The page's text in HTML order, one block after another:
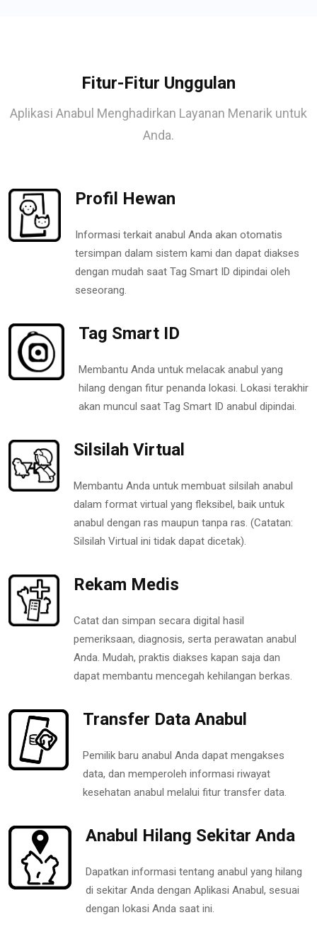
Fitur-Fitur Unggulan
Aplikasi Anabul Menghadirkan Layanan Menarik untuk
Anda.
Profil Hewan
Informasi terkait anabul Anda akan otomatis
tersimpan dalam sistem kami dan dapat diakses
dengan mudah saat Tag Smart ID dipindai oleh
seseorang.
Tag Smart ID
Membantu Anda untuk melacak anabul yang
hilang dengan fitur penanda lokasi. Lokasi terakhir
akan muncul saat Tag Smart ID anabul dipindai.
Silsilah Virtual
Membantu Anda untuk membuat silsilah anabul
dalam format virtual yang fleksibel, baik untuk
anabul dengan ras maupun tanpa ras. (Catatan:
Silsilah Virtual ini tidak dapat dicetak).
Rekam Medis
Catat dan simpan secara digital hasil
pemeriksaan, diagnosis, serta perawatan anabul
Anda. Mudah, praktis diakses kapan saja dan
dapat membantu mencegah kehilangan berkas.
Transfer Data Anabul
Pemilik baru anabul Anda dapat mengakses
data, dan memperoleh informasi riwayat
kesehatan anabul melalui fitur transfer data.
Anabul Hilang Sekitar Anda
Dapatkan informasi tentang anabul yang hilang
di sekitar Anda dengan Aplikasi Anabul, sesuai
dengan lokasi Anda saat ini.